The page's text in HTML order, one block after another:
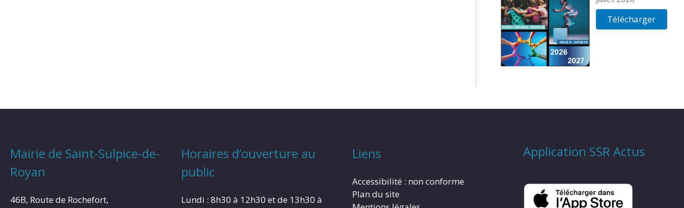
Télécharger
Mairie de Saint-Sulpice-de-
Royan
46B, Route de Rochefort,
Horaires d’ouverture au
public
Lundi : 8h30 à 12h30 et de 13h30 à
Liens
Accessibilité : non conforme
Plan du site
Application SSR Actus